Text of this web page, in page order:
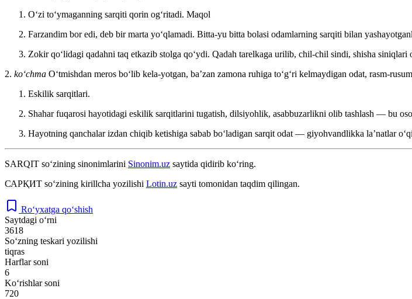
Oʻzi toʻymaganning sarqiti qorin ogʻritadi. Maqol
Farzandim bor edi, deb bir marta yoʻqlamadi. Bitta-yu bitta bolasi odamlarning sarqiti bilan
Zokir qoʻlidagi qadahni taq etkazib stolga qoʻydi. Qadah tarelkaga urilib, chil-chil sindi, shisha siniqlari
2. koʻchma Oʻtmishdan meros boʻlib kela-yotgan, baʼzan zamona ruhiga toʻgʻri kelmaydigan odat, rasm-
Eskilik sarqitlari.
Shahar fuqarosi hayotidagi eskilik sarqitlarini tugatish, dilsiyohlik, asabbuzarlikni olib tashlash — bu
Hayotning qanchalar izdan chiqib ketishiga sabab boʻladigan sarqit odat — giyohvandlikka laʼnatlar
SARQIT so‘zining sinonimlarini Sinonim.uz saytida qidirib ko‘ring.
САРҚИТ so‘zining kirillcha yozilishi Lotin.uz sayti tomonidan taqdim qilingan.
Ro‘yxatga qo‘shish
Saytdagi o‘rni
3618
So‘zning teskari yozilishi
tiqras
Harflar soni
6
Ko‘rishlar soni
720